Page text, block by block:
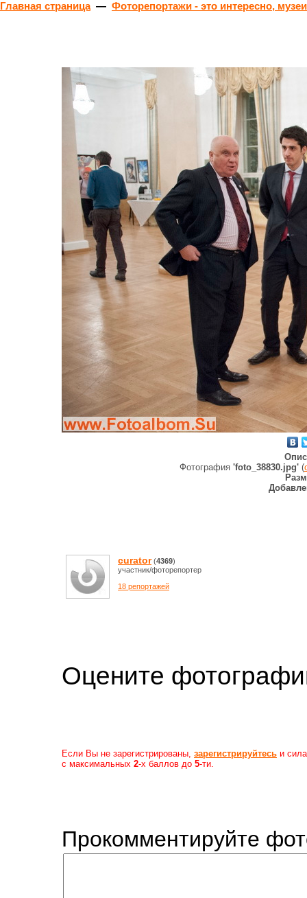
Главная страница— Фоторепортажи - это интересно,
Фотография 'foto_38830.jpg' (
curator(4369)
участник/фоторепортер
18 репортажей
Оцените
Если Вы не зарегистрированы, зарегистрируйтесь и
с максимальных 2-х баллов до 5-ти.
Прокомментируйте